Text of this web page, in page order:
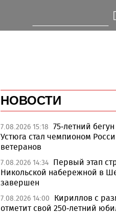
НОВОСТИ
7.08.2026 15:18 75-летний
Устюга стал чемпионом
ветеранов
7.08.2026 14:34 Первый этап
Никольской набережной в
завершен
7.08.2026 14:00
Кириллов с
отметит свой 250-летний